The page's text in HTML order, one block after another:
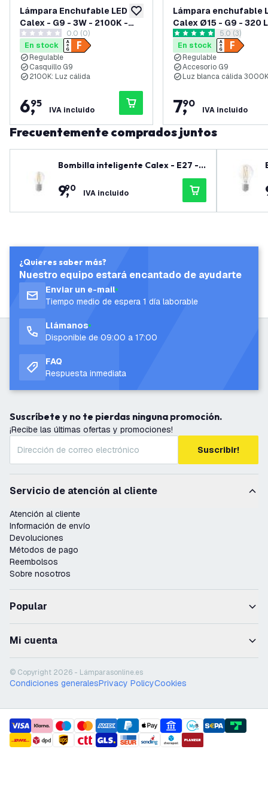
añadir a lista de deseos
Lámpara Enchufable LED
Calex - G9 - 3W - 2100K -
300 Lúmenes
0 estrellas de puntuación
0.0 (0)
En stock
Regulable
Casquillo G9
2100K: Luz cálida
6,
95
IVA incluido
Lámpara enchufable
Calex Ø15 - G9 - 320
abrir el panel
5 estrellas de puntuación
5.0 (3)
En stock
Regulable
Accesorio G9
Luz blanca cálida 3000K
7,
90
IVA incluido
Frecuentemente comprados juntos
Bombilla inteligente Calex - E27 -
4.9W - 470 lúmenes - 1800K - 3000
K
9,
90 IVA incluido
¿Quieres saber más?
Nuestro equipo estará encantado de ayudarte
Enviar un e-mail
Tiempo medio de espera 1 día laborable
Llámanos
Disponible de 09:00 a 17:00
FAQ
Respuesta inmediata
Suscríbete y no te pierdas ninguna promoción.
¡Recibe las últimas ofertas y promociones!
Suscribir!
Servicio de atención al cliente
Atención al cliente
Información de envío
Devoluciones
Métodos de pago
Reembolsos
Sobre nosotros
Popular
Mi cuenta
© Copyright 2026 - Lámparasonline.es
Condiciones generalesPrivacy PolicyCookies
payment methods
shipment methods